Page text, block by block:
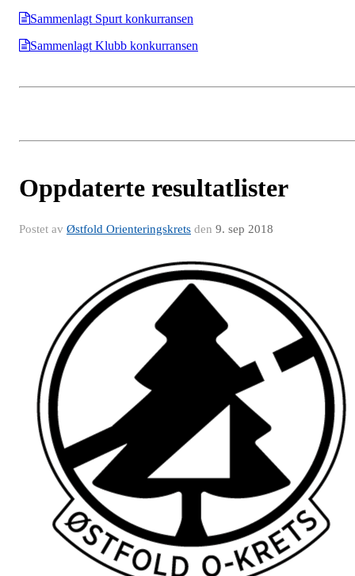
Sammenlagt Spurt konkurransen
Sammenlagt Klubb konkurransen
Oppdaterte resultatlister
Postet av Østfold Orienteringskrets den 9. sep 2018